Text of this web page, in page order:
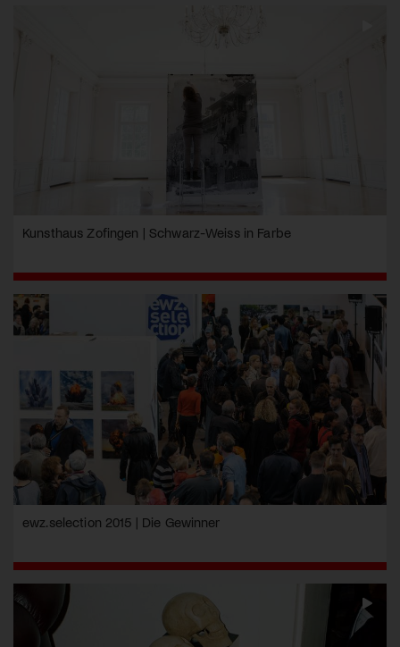
Kunsthaus Zofingen | Schwarz-Weiss in Farbe
ewz.selection 2015 | Die Gewinner